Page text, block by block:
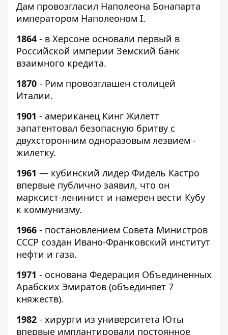
Дам провозгласил Наполеона Бонапарта
императором Наполеоном I.
1864 - в Херсоне основали первый в
Российской империи Земский банк
взаимного кредита.
1870 - Рим провозглашен столицей
Италии.
1901 - американец Кинг Жилетт
запатентовал безопасную бритву с
двухсторонним одноразовым лезвием -
жилетку.
1961 — кубинский лидер Фидель Кастро
впервые публично заявил, что он
марксист-ленинист и намерен вести Кубу
к коммунизму.
1966 - постановлением Совета Министров
СССР создан Ивано-Франковский институт
нефти и газа.
1971 - основана Федерация Объединенных
Арабских Эмиратов (объединяет 7
княжеств).
1982 - хирурги из университета Юты
впервые имплантировали постоянное